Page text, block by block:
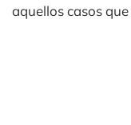
aquellos casos